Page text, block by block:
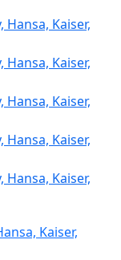
Kaiser,